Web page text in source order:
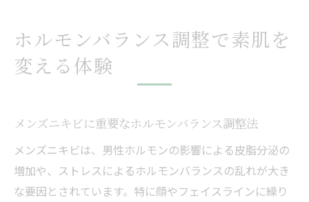
ホルモンバランス調整で素肌を
変える体験
メンズニキビに重要なホルモンバランス調整法
メンズニキビは、男性ホルモンの影響による皮脂分泌の
増加や、ストレスによるホルモンバランスの乱れが大き
な要因とされています。特に顔やフェイスラインに繰り